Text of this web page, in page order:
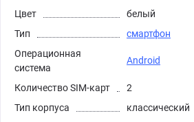
Цвет
белый
Тип
смартфон
Операционная
система
Android
Количество SIM-карт
2
Тип корпуса
классический